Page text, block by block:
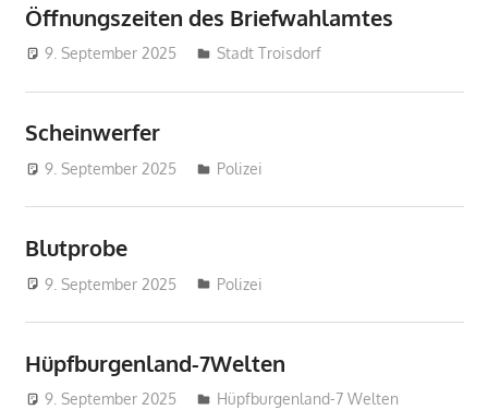
Öffnungszeiten des Briefwahlamtes
9. September 2025 treffpunkt
Stadt Troisdorf
Scheinwerfer
9. September 2025 treffpunkt
Polizei
Blutprobe
9. September 2025 treffpunkt
Polizei
Hüpfburgenland-7Welten
9. September 2025 treffpunkt
Hüpfburgenland-7 Welten